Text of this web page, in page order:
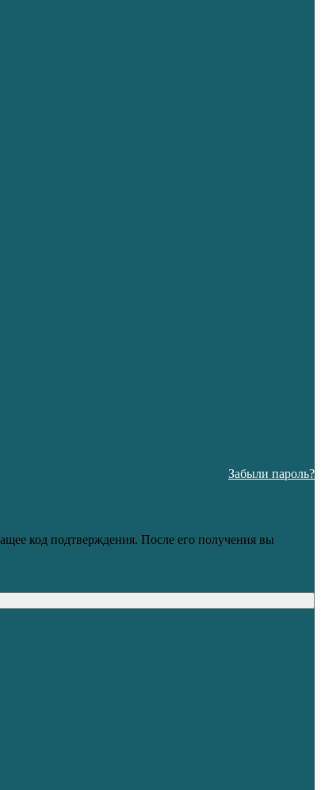
Забыли пароль?
код подтверждения. После его получения вы